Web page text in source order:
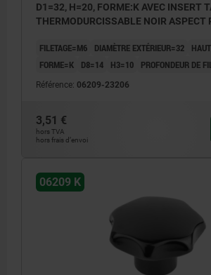
D1=32, H=20, FORME:K AVEC INSERT
THERMODURCISSABLE NOIR ASPECT
FILETAGE=M6 DIAMÈTRE EXTÉRIEUR=32
FORME=K
D8=14 H3=10 PROFONDEUR DE
Référence: 06209-23206
3,51 €
hors TVA
hors frais d’envoi
06209 K